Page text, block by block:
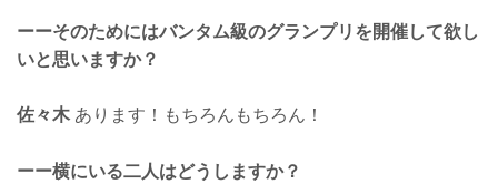
ーーそのためにはバンタム級のグランプリを開催して欲し
いと思いますか？
佐々木 あります！もちろんもちろん！
ーー横にいる二人はどうしますか？